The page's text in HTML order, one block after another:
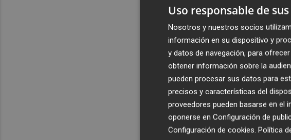
Uso responsable de
Nosotros y nuestros socios
información en su dispositivo y
y datos de navegación, para
obtener información sobre la
pueden procesar sus datos para
precisos y características del
proveedores pueden basarse en el
oponerse en Configuración de
Configuración de cookies. Política